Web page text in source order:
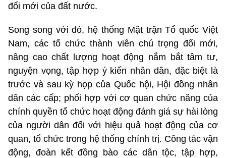
đổi mới của đất nước.
Song song với đó, hệ thống Mặt trận Tổ quốc Việt
Nam, các tổ chức thành viên chú trọng đổi mới,
nâng cao chất lượng hoạt động nắm bắt tâm tư,
nguyện vọng, tập hợp ý kiến nhân dân, đặc biệt là
trước và sau kỳ họp của Quốc hội, Hội đồng nhân
dân các cấp; phối hợp với cơ quan chức năng của
chính quyền tổ chức hoạt động đánh giá sự hài lòng
của người dân đối với hiệu quả hoạt động của cơ
quan, tổ chức trong hệ thống chính trị. Công tác vận
động, đoàn kết đồng bào các dân tộc, tập hợp,